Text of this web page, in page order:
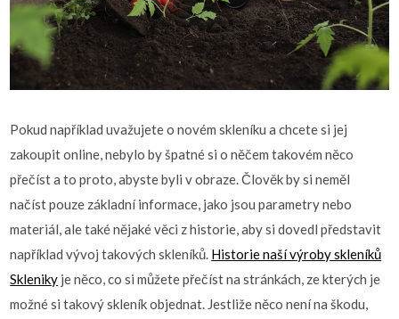
Pokud například uvažujete o novém skleníku a chcete si jej
zakoupit online, nebylo by špatné si o něčem takovém něco
přečíst a to proto, abyste byli v obraze. Člověk by si neměl
načíst pouze základní informace, jako jsou parametry nebo
materiál, ale také nějaké věci z historie, aby si dovedl představit
například vývoj takových skleníků. Historie naší výroby skleníků
Skleniky je něco, co si můžete přečíst na stránkách, ze kterých je
možné si takový skleník objednat. Jestliže něco není na škodu,